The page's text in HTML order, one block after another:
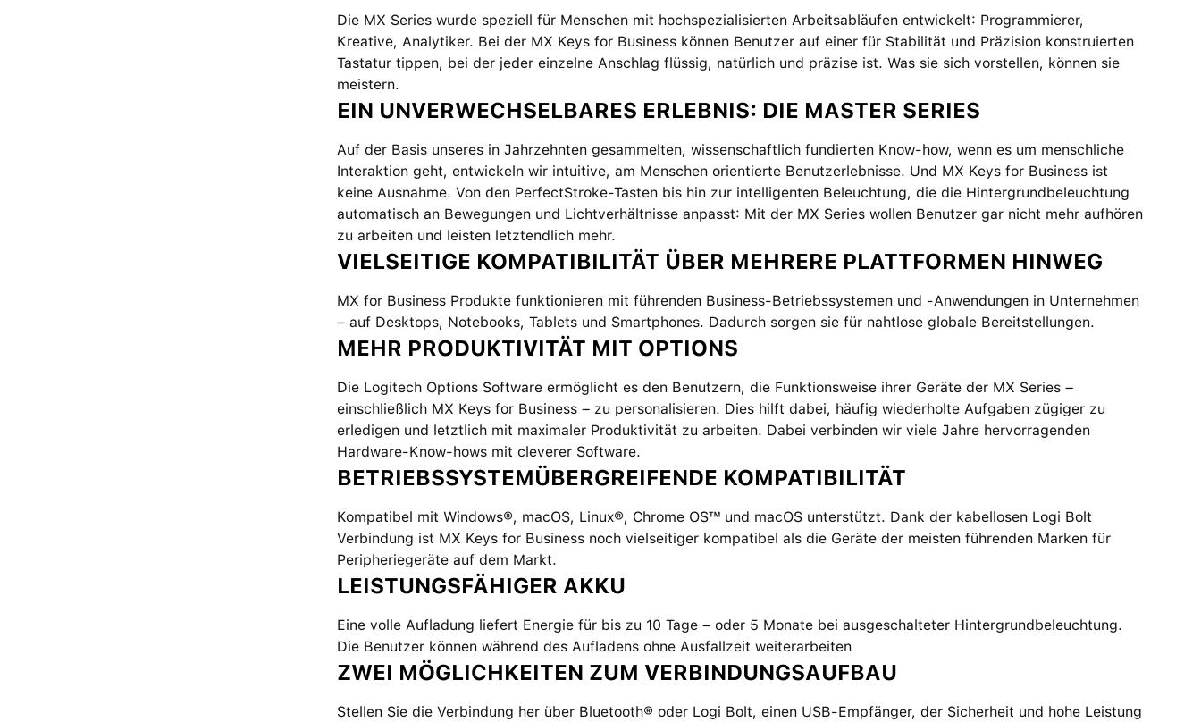
Die MX Series wurde speziell für Menschen mit hochspezialisierten Arbeitsabläufen entwickelt: Programmierer,
Kreative, Analytiker. Bei der MX Keys for Business können Benutzer auf einer für Stabilität und Präzision konstruierten
Tastatur tippen, bei der jeder einzelne Anschlag flüssig, natürlich und präzise ist. Was sie sich vorstellen, können sie
meistern.
EIN UNVERWECHSELBARES ERLEBNIS: DIE MASTER SERIES
Auf der Basis unseres in Jahrzehnten gesammelten, wissenschaftlich fundierten Know-how, wenn es um menschliche
Interaktion geht, entwickeln wir intuitive, am Menschen orientierte Benutzerlebnisse. Und MX Keys for Business ist
keine Ausnahme. Von den PerfectStroke-Tasten bis hin zur intelligenten Beleuchtung, die die Hintergrundbeleuchtung
automatisch an Bewegungen und Lichtverhältnisse anpasst: Mit der MX Series wollen Benutzer gar nicht mehr aufhören
zu arbeiten und leisten letztendlich mehr.
VIELSEITIGE KOMPATIBILITÄT ÜBER MEHRERE PLATTFORMEN HINWEG
MX for Business Produkte funktionieren mit führenden Business-Betriebssystemen und -Anwendungen in Unternehmen
– auf Desktops, Notebooks, Tablets und Smartphones. Dadurch sorgen sie für nahtlose globale Bereitstellungen.
MEHR PRODUKTIVITÄT MIT OPTIONS
Die Logitech Options Software ermöglicht es den Benutzern, die Funktionsweise ihrer Geräte der MX Series –
einschließlich MX Keys for Business – zu personalisieren. Dies hilft dabei, häufig wiederholte Aufgaben zügiger zu
erledigen und letztlich mit maximaler Produktivität zu arbeiten. Dabei verbinden wir viele Jahre hervorragenden
Hardware-Know-hows mit cleverer Software.
BETRIEBSSYSTEMÜBERGREIFENDE KOMPATIBILITÄT
Kompatibel mit Windows®, macOS, Linux®, Chrome OS™ und macOS unterstützt. Dank der kabellosen Logi Bolt
Verbindung ist MX Keys for Business noch vielseitiger kompatibel als die Geräte der meisten führenden Marken für
Peripheriegeräte auf dem Markt.
LEISTUNGSFÄHIGER AKKU
Eine volle Aufladung liefert Energie für bis zu 10 Tage – oder 5 Monate bei ausgeschalteter Hintergrundbeleuchtung.
Die Benutzer können während des Aufladens ohne Ausfallzeit weiterarbeiten
ZWEI MÖGLICHKEITEN ZUM VERBINDUNGSAUFBAU
Stellen Sie die Verbindung her über Bluetooth® oder Logi Bolt, einen USB-Empfänger, der Sicherheit und hohe Leistung